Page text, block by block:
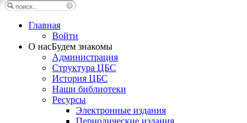
Главная
Войти
О насБудем знакомы
Администрация
Структура ЦБС
История ЦБС
Наши библиотеки
Ресурсы
Электронные издания
Периодические издания